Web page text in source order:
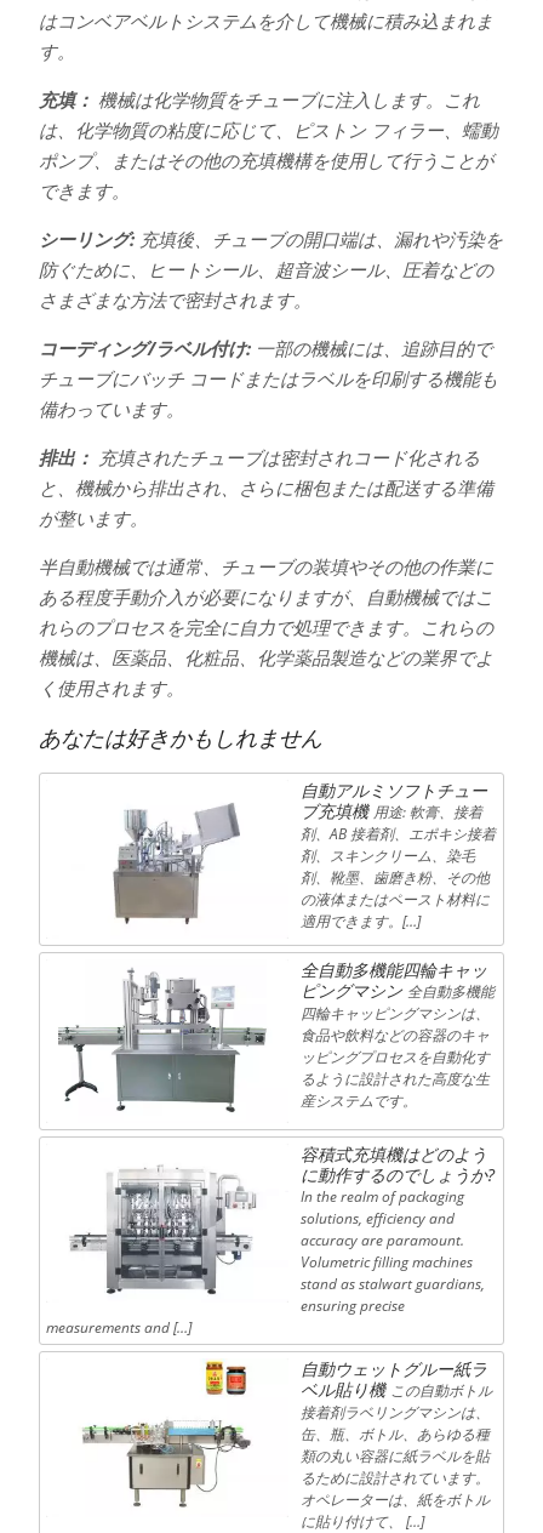
はコンベアベルトシステムを介して機械に積み込まれま
す。
充填： 機械は化学物質をチューブに注入します。これ
は、化学物質の粘度に応じて、ピストン フィラー、蠕動
ポンプ、またはその他の充填機構を使用して行うことが
できます。
シーリング:充填後、チューブの開口端は、漏れや汚染を
防ぐために、ヒートシール、超音波シール、圧着などの
さまざまな方法で密封されます。
コーディング/ラベル付け:一部の機械には、追跡目的で
チューブにバッチ コードまたはラベルを印刷する機能も
備わっています。
排出： 充填されたチューブは密封されコード化される
と、機械から排出され、さらに梱包または配送する準備
が整います。
半自動機械では通常、チューブの装填やその他の作業に
ある程度手動介入が必要になりますが、自動機械ではこ
れらのプロセスを完全に自力で処理できます。これらの
機械は、医薬品、化粧品、化学薬品製造などの業界でよ
く使用されます。
あなたは好きかもしれません
自動アルミソフトチュー
ブ充填機 用途: 軟膏、接着
剤、AB 接着剤、エポキシ接着
剤、スキンクリーム、染毛
剤、靴墨、歯磨き粉、その他
の液体またはペースト材料に
適用できます。[…]
全自動多機能四輪キャッ
ピングマシン 全自動多機能
四輪キャッピングマシンは、
食品や飲料などの容器のキャ
ッピングプロセスを自動化す
るように設計された高度な生
産システムです。
容積式充填機はどのよう
に動作するのでしょうか?
In the realm of packaging
solutions, efficiency and
accuracy are paramount.
Volumetric filling machines
stand as stalwart guardians,
ensuring precise
measurements and […]
自動ウェットグルー紙ラ
ベル貼り機 この自動ボトル
接着剤ラベリングマシンは、
缶、瓶、ボトル、あらゆる種
類の丸い容器に紙ラベルを貼
るために設計されています。
オペレーターは、紙をボトル
に貼り付けて、 […]